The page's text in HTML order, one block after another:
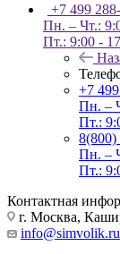
+7 499
Пн. – Чт.:
Пт.: 9:00 -
+7
Пн. –
Пт.:
8(800)
Пн. –
Пт.:
Контактная
г. Москва,
info@simvolik.ru